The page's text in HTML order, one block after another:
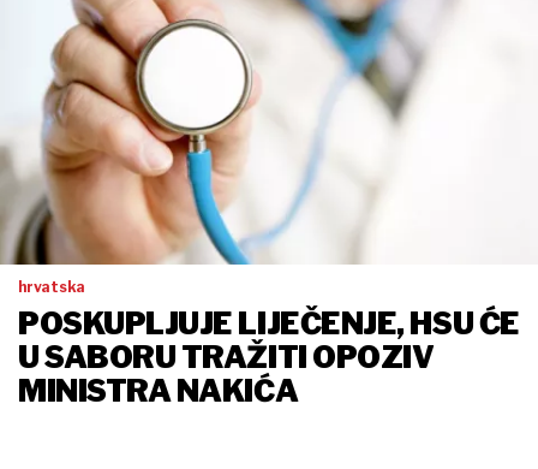
hrvatska
POSKUPLJUJE LIJEČENJE, HSU ĆE
U SABORU TRAŽITI OPOZIV
MINISTRA NAKIĆA